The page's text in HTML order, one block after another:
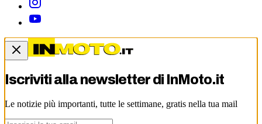
Iscriviti alla newsletter di InMoto.it
Le notizie più importanti, tutte le settimane, gratis nella tua mail